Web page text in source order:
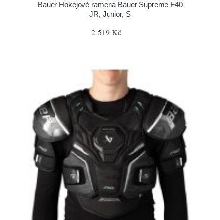
Bauer Hokejové ramena Bauer Supreme F40
JR, Junior, S
2 519 Kč